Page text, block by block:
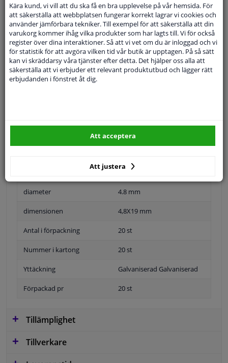
Specifikationer
Material Metall
Gul
19 mm
diameter 4.8 mm
dimensionen 4,8X19 mm
Antal i förpackning 20 st
Nummer i kartong 20 st
Yttäckning Galvaniserad Galvaniserad
Förpackad pr 20 st
Tillämplighet
Tillverkare
Kära kund, vi vill att du ska få en bra upplevelse på vår hemsida. För
att säkerställa att webbplatsen fungerar korrekt lagrar vi cookies och
använder jämförbara tekniker. Till exempel för att säkerställa att din
varukorg kommer ihåg vilka produkter som har lagts till. Vi för också
register över dina interaktioner. Så att vi vet om du är inloggad och vi
för statistik för att avgöra vilken tid vår butik är upptagen. På så sätt
kan vi skräddarsy våra tjänster efter detta. Det hjälper oss alla att
säkerställa att vi erbjuder ett relevant produktutbud och lägger rätt
erbjudanden i fönstret åt dig.
Att justera
Att acceptera